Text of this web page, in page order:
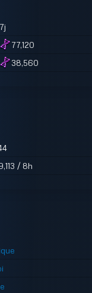
7j
77,120
38,560
/ 8h